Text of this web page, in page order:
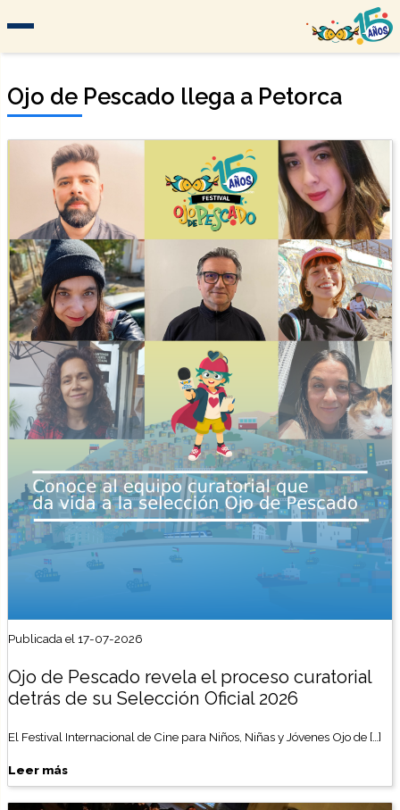
Ojo de Pescado llega a Petorca
Publicada el 17-07-2026
Ojo de Pescado revela el proceso curatorial
detrás de su Selección Oficial 2026
El Festival Internacional de Cine para Niños, Niñas y Jóvenes Ojo de […]
Leer más